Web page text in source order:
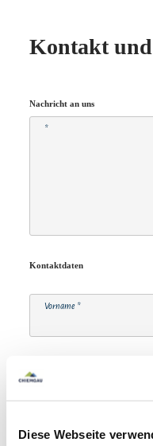
Diese Webseite
Kontakt
Nachricht an uns
*
Kontaktdaten
Vorname *
Mail-Adresse*